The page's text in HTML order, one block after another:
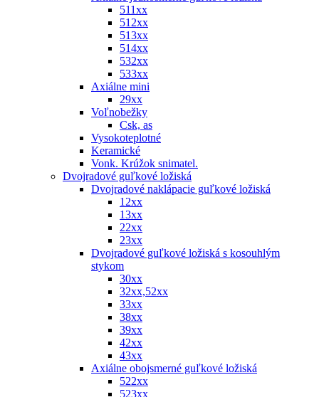
511xx
512xx
513xx
514xx
532xx
533xx
Axiálne mini
29xx
Voľnobežky
Csk, as
Vysokoteplotné
Keramické
Vonk. Krúžok snimatel.
Dvojradové guľkové ložiská
Dvojradové naklápacie guľkové ložiská
12xx
13xx
22xx
23xx
Dvojradové guľkové ložiská s kosouhlým
stykom
30xx
32xx,52xx
33xx
38xx
39xx
42xx
43xx
Axiálne obojsmerné guľkové ložiská
522xx
523xx